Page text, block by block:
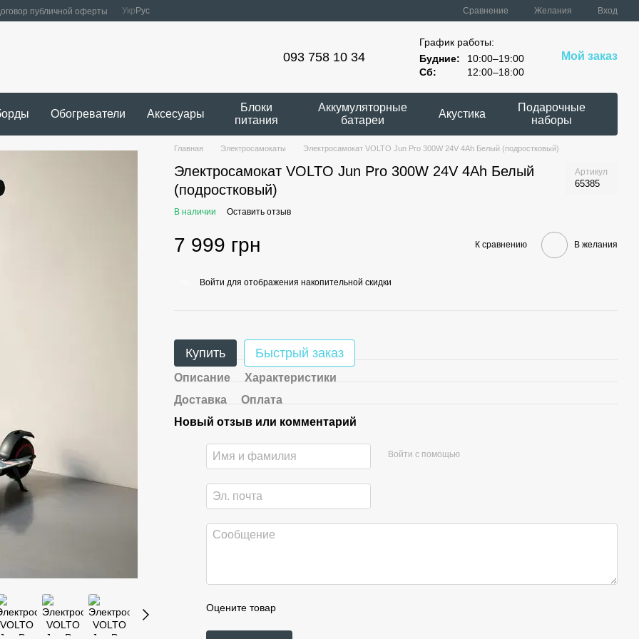
публичной оферты Укр Рус Сравнение Желания Вход
093 758 10 34
График работы:
Будние:
10:00–19:00
Сб:
12:00–18:00
Мой заказ
Обогреватели Аксесуары
Блоки
питания
Аккумуляторные
батареи
Акустика
Подарочные
наборы
Главная Электросамокаты Электросамокат VOLTO Jun Pro 300W 24V 4Ah Белый (подростковый)
Электросамокат VOLTO Jun Pro 300W 24V 4Ah Белый
(подростковый)
Артикул
65385
В наличии Оставить отзыв
7 999 грн К сравнению В желания
Войти для отображения накопительной скидки
Купить Быстрый заказ
Описание
Характеристики
Доставка
Оплата
Новый отзыв или комментарий
Войти с помощью
Оцените товар